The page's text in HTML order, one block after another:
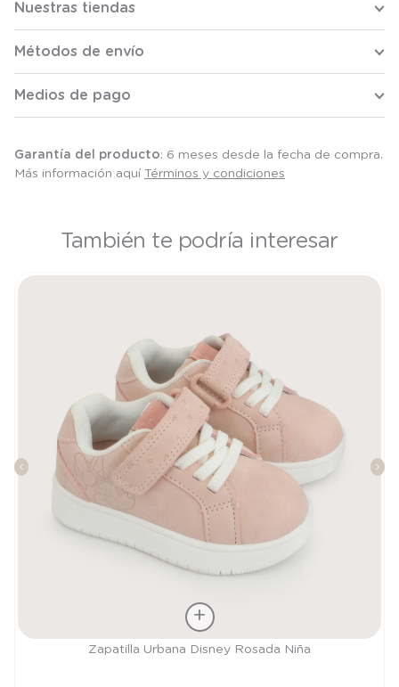
Nuestras tiendas
Métodos de envío
Medios de pago
Garantía del producto: 6 meses desde la fecha de compra.
Más información aquí Términos y condiciones
También te podría interesar
Zapatilla Urbana Disney Rosada Niña